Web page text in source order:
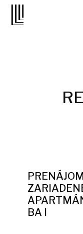
BA I